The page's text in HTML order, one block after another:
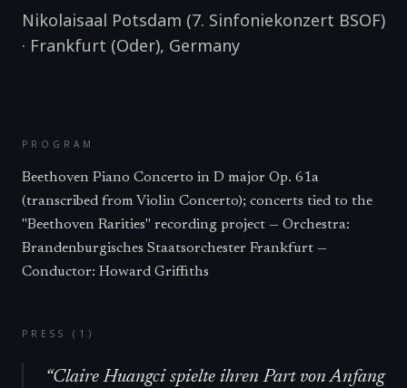
Nikolaisaal Potsdam (7. Sinfoniekonzert BSOF)
· Frankfurt (Oder), Germany
PROGRAM
Beethoven Piano Concerto in D major Op. 61a
(transcribed from Violin Concerto); concerts tied to the
"Beethoven Rarities" recording project — Orchestra:
Brandenburgisches Staatsorchester Frankfurt —
Conductor: Howard Griffiths
PRESS ( 1 )
“Claire Huangci spielte ihren Part von Anfang